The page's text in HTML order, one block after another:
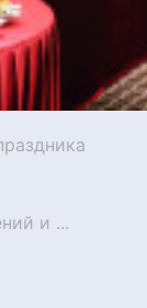
и ...